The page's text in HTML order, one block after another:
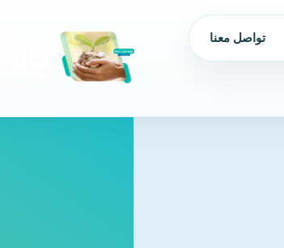
الحوكمة تواصل معنا